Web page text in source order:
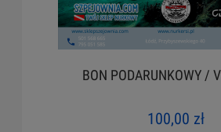
BON PODARUNKOWY /
100,00 zł